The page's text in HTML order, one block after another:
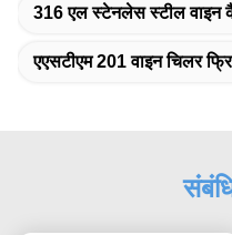
316 एल स्टेनलेस स्टील वाइन
एएसटीएम 201 वाइन चिलर